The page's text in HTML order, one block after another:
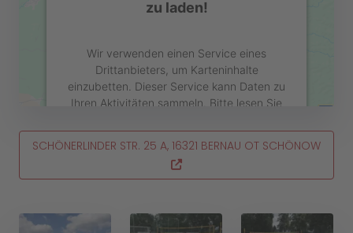
zu laden!
Wir verwenden einen Service eines
Drittanbieters, um Karteninhalte
einzubetten. Dieser Service kann Daten zu
Ihren Aktivitäten sammeln. Bitte lesen Sie
Nutzung des Service zu, um diese Karte
anzuzeigen.
SCHÖNERLINDER STR. 25 A, 16321 BERNAU OT SCHÖNOW